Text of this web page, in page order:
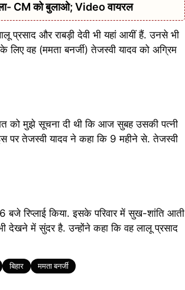
CM को बुलाओ; Video वायरल
प्रसाद और राबड़ी देवी भी यहां आयीं हैं. उनसे भी
वह (ममता बनर्जी) तेजस्वी यादव को अग्रिम
को मुझे सूचना दी थी कि आज सुबह उसकी पत्नी
पर तेजस्वी यादव ने कहा कि 9 महीने से. तेजस्वी
रिप्लाई किया. इसके परिवार में सुख-शांति आती
देखने में सुंदर है. उन्होंने कहा कि वह लालू प्रसाद
बिहार ममता बनर्जी